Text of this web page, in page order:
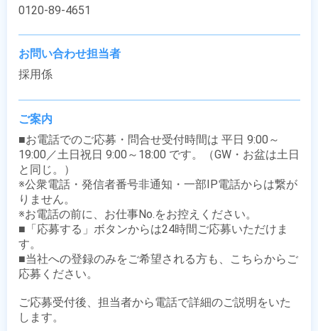
0120-89-4651
お問い合わせ担当者
採用係
ご案内
■お電話でのご応募・問合せ受付時間は 平日 9:00～
19:00／土日祝日 9:00～18:00 です。（GW・お盆は土日
と同じ。）
※公衆電話・発信者番号非通知・一部IP電話からは繋が
りません。
※お電話の前に、お仕事No.をお控えください。
■「応募する」ボタンからは24時間ご応募いただけま
す。
■当社への登録のみをご希望される方も、こちらからご
応募ください。
ご応募受付後、担当者から電話で詳細のご説明をいた
します。